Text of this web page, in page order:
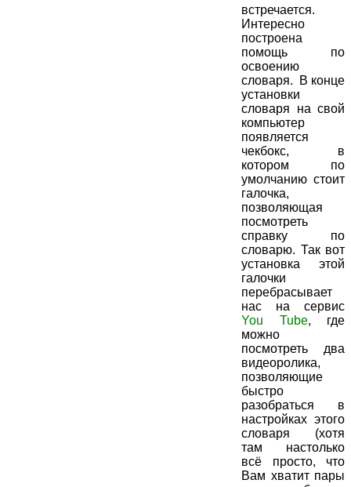
встречается.
Интересно
построена
помощь по
освоению
словаря. В конце
установки
словаря на свой
компьютер
появляется
чекбокс, в
котором по
умолчанию стоит
галочка,
позволяющая
посмотреть
справку по
словарю. Так вот
установка этой
галочки
перебрасывает
нас на сервис
You Tube, где
можно
посмотреть два
видеоролика,
позволяющие
быстро
разобраться в
настройках этого
словаря (хотя
там настолько
всё просто, что
Вам хватит пары